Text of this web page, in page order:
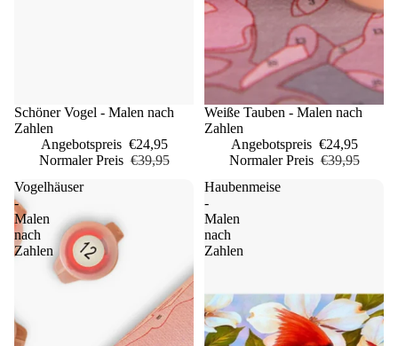
Sale
Schöner Vogel - Malen nach
Zahlen
Angebotspreis €24,95
Normaler Preis €39,95
Sale
Weiße Tauben - Malen nach
Zahlen
Angebotspreis €24,95
Normaler Preis €39,95
Vogelhäuser
-
Malen
nach
Zahlen
Haubenmeise
-
Malen
nach
Zahlen